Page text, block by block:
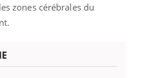
zones cérébrales du